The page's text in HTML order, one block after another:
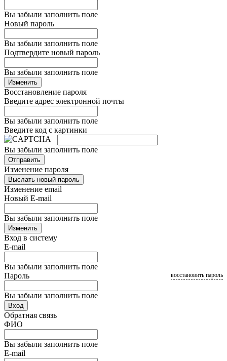
Вы забыли заполнить поле
Новый пароль
Вы забыли заполнить поле
Подтвердите новый пароль
Вы забыли заполнить поле
Изменить
Восстановление пароля
Введите адрес электронной почты
Вы забыли заполнить поле
Введите код с картинки
Вы забыли заполнить поле
Отправить
Изменение пароля
Выслать новый пароль
Изменение email
Новый E-mail
Вы забыли заполнить поле
Изменить
Вход в систему
E-mail
Вы забыли заполнить поле
Пароль
Вы забыли заполнить поле
восстановить пароль
Вход
Обратная связь
ФИО
Вы забыли заполнить поле
E-mail